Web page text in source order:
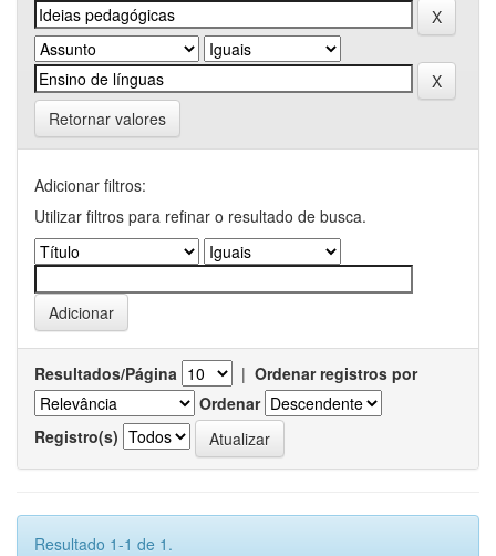
Retornar valores
Adicionar filtros:
Utilizar filtros para refinar o resultado de busca.
Resultados/Página | Ordenar registros por
Ordenar
Registro(s)
Resultado 1-1 de 1.